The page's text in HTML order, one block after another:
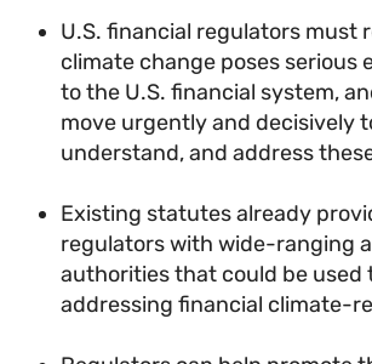
U.S. financial regulators
climate change poses
to the U.S. financial
move urgently and
understand, and address
Existing statutes already
regulators with wide-
authorities that could be
addressing financial